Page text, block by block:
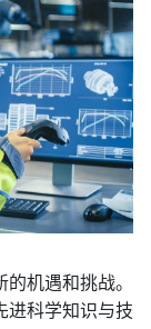
机遇和挑战。
进科学知识与技